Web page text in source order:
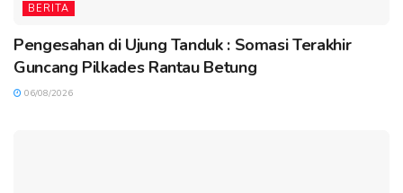
BERITA
Pengesahan di Ujung Tanduk : Somasi Terakhir
Guncang Pilkades Rantau Betung
06/08/2026